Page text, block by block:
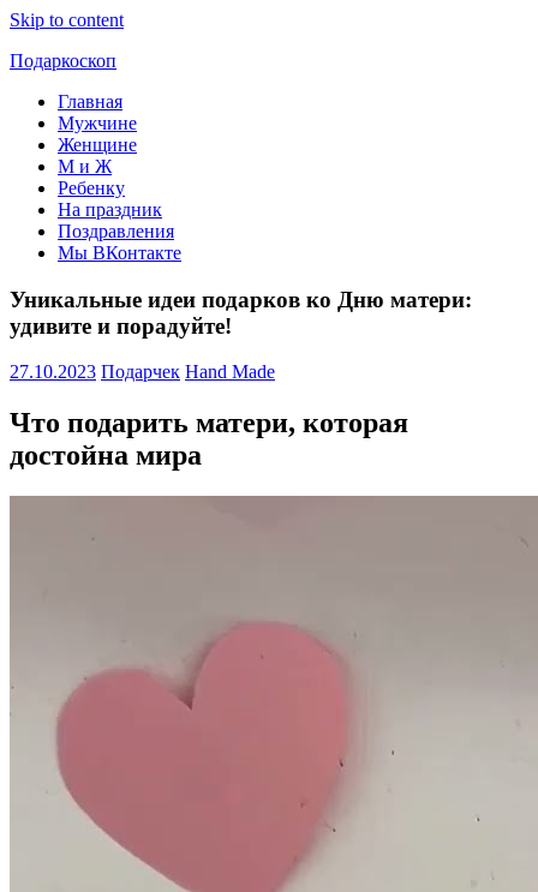
Skip to content
Подаркоскоп
Поможем
выбрать
подарить
Главная
Мужчине
Женщине
М и Ж
Ребенку
На праздник
Поздравления
Мы ВКонтакте
Уникальные идеи подарков ко Дню матери:
удивите и порадуйте!
27.10.2023 Подарчек Hand Made
Что подарить матери, которая
достойна мира